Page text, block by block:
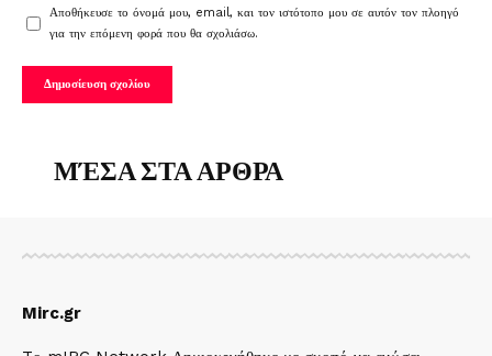
Αποθήκευσε το όνομά μου, email, και τον ιστότοπο μου σε αυτόν τον πλοηγό
για την επόμενη φορά που θα σχολιάσω.
ΜΈΣΑ ΣΤΑ ΑΡΘΡΑ
Mirc.gr